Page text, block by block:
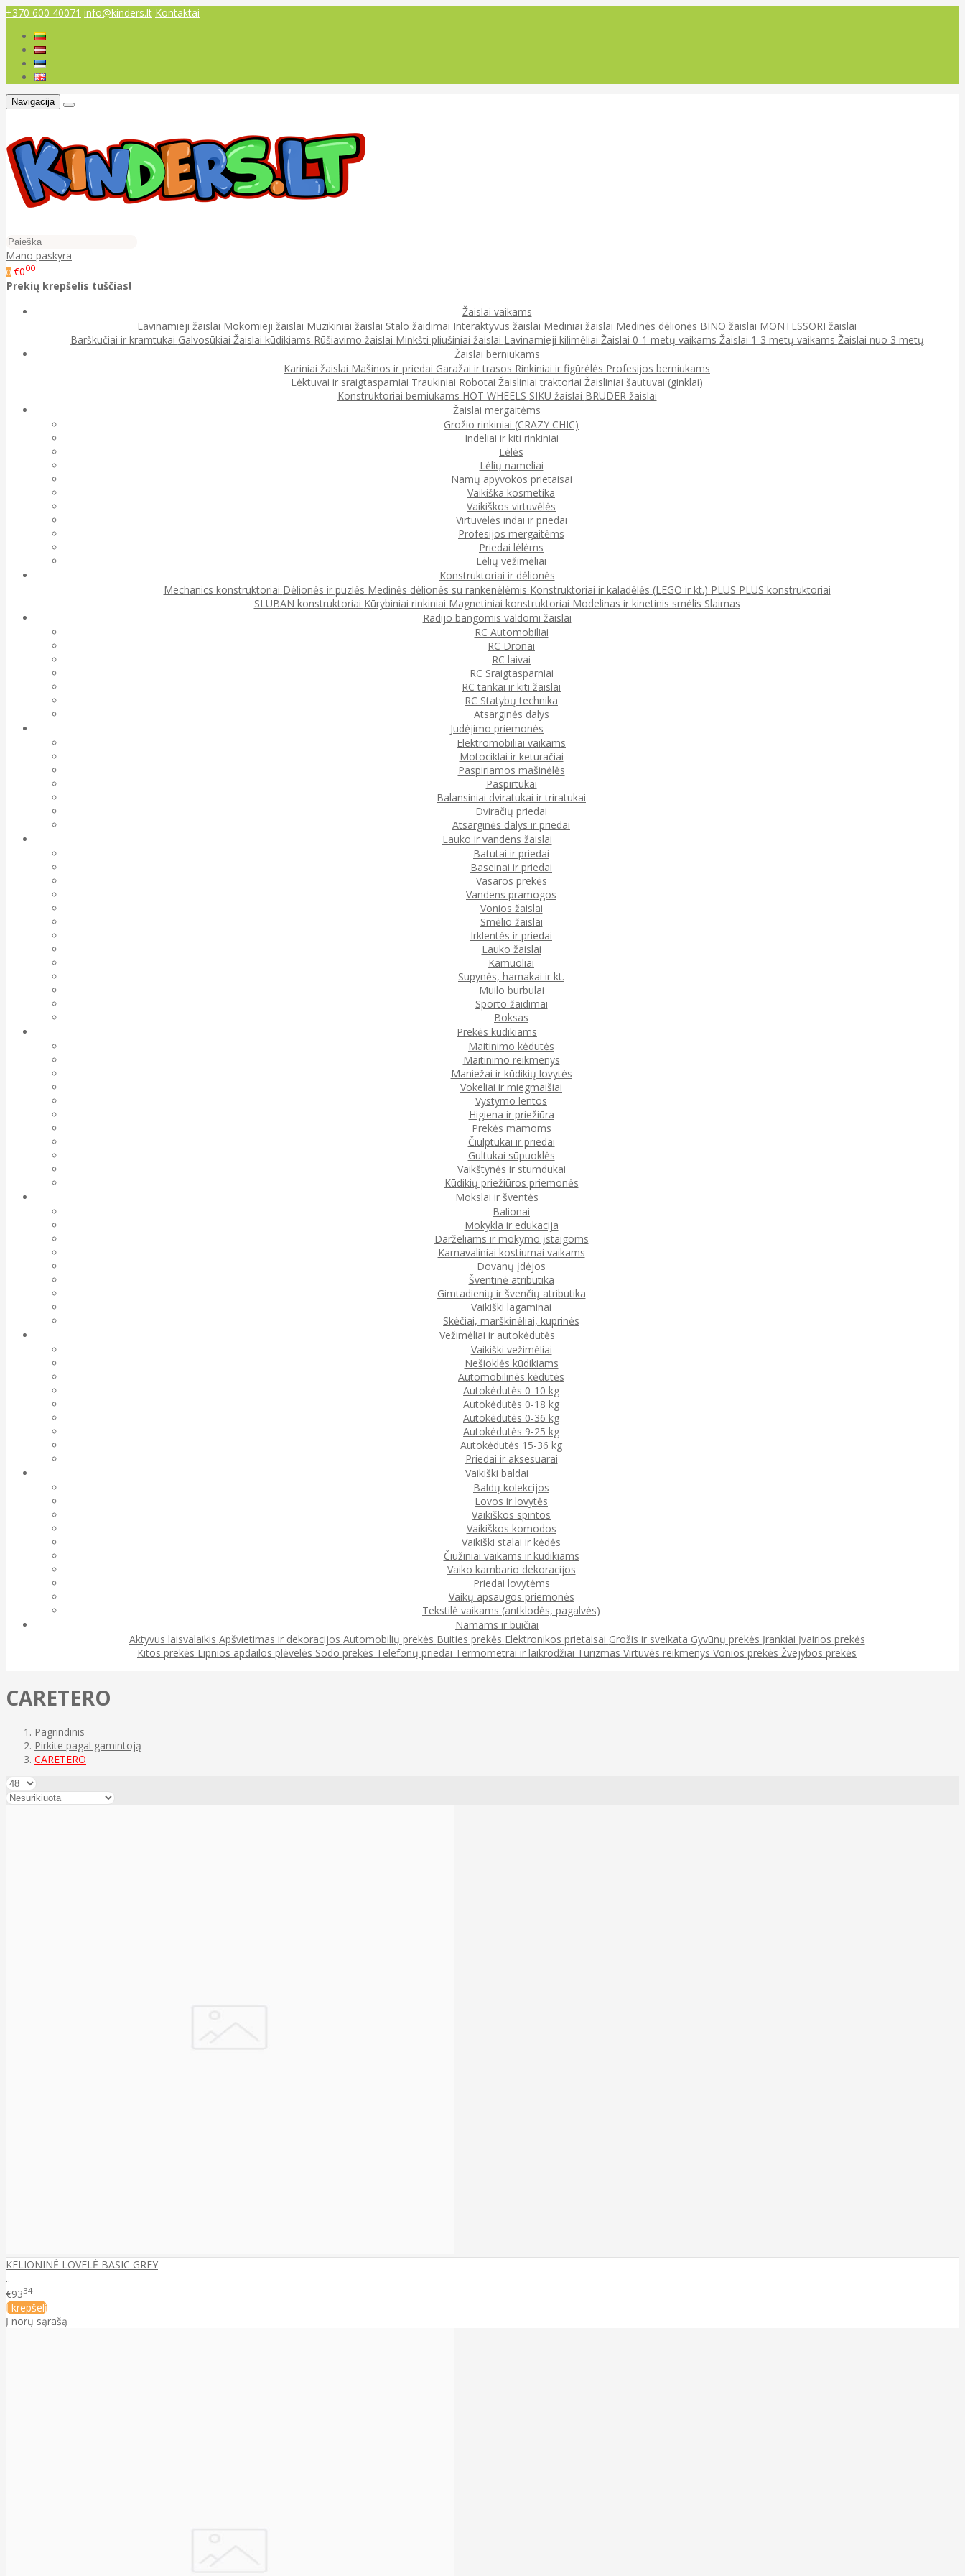
+370 600 40071 info@kinders.lt Kontaktai
Navigacija
Mano paskyra
0 €000
Prekių krepšelis tuščias!
Žaislai vaikams
Lavinamieji žaislai Mokomieji žaislai Muzikiniai žaislai Stalo žaidimai Interaktyvūs žaislai Mediniai žaislai Medinės dėlionės BINO žaislai MONTESSORI žaislai
Barškučiai ir kramtukai Galvosūkiai Žaislai kūdikiams Rūšiavimo žaislai Minkšti pliušiniai žaislai Lavinamieji kilimėliai Žaislai 0-1 metų vaikams Žaislai 1-3 metų vaikams Žaislai nuo 3 metų
Žaislai berniukams
Kariniai žaislai Mašinos ir priedai Garažai ir trasos Rinkiniai ir figūrėlės Profesijos berniukams
Lėktuvai ir sraigtasparniai Traukiniai Robotai Žaisliniai traktoriai Žaisliniai šautuvai (ginklai)
Konstruktoriai berniukams HOT WHEELS SIKU žaislai BRUDER žaislai
Žaislai mergaitėms
Grožio rinkiniai (CRAZY CHIC)
Indeliai ir kiti rinkiniai
Lėlės
Lėlių nameliai
Namų apyvokos prietaisai
Vaikiška kosmetika
Vaikiškos virtuvėlės
Virtuvėlės indai ir priedai
Profesijos mergaitėms
Priedai lėlėms
Lėlių vežimėliai
Konstruktoriai ir dėlionės
Mechanics konstruktoriai Dėlionės ir puzlės Medinės dėlionės su rankenėlėmis Konstruktoriai ir kaladėlės (LEGO ir kt.) PLUS PLUS konstruktoriai
SLUBAN konstruktoriai Kūrybiniai rinkiniai Magnetiniai konstruktoriai Modelinas ir kinetinis smėlis Slaimas
Radijo bangomis valdomi žaislai
RC Automobiliai
RC Dronai
RC laivai
RC Sraigtasparniai
RC tankai ir kiti žaislai
RC Statybų technika
Atsarginės dalys
Judėjimo priemonės
Elektromobiliai vaikams
Motociklai ir keturačiai
Paspiriamos mašinėlės
Paspirtukai
Balansiniai dviratukai ir triratukai
Dviračių priedai
Atsarginės dalys ir priedai
Lauko ir vandens žaislai
Batutai ir priedai
Baseinai ir priedai
Vasaros prekės
Vandens pramogos
Vonios žaislai
Smėlio žaislai
Irklentės ir priedai
Lauko žaislai
Kamuoliai
Supynės, hamakai ir kt.
Muilo burbulai
Sporto žaidimai
Boksas
Prekės kūdikiams
Maitinimo kėdutės
Maitinimo reikmenys
Maniežai ir kūdikių lovytės
Vokeliai ir miegmaišiai
Vystymo lentos
Higiena ir priežiūra
Prekės mamoms
Čiulptukai ir priedai
Gultukai sūpuoklės
Vaikštynės ir stumdukai
Kūdikių priežiūros priemonės
Mokslai ir šventės
Balionai
Mokykla ir edukacija
Darželiams ir mokymo įstaigoms
Karnavaliniai kostiumai vaikams
Dovanų įdėjos
Šventinė atributika
Gimtadienių ir švenčių atributika
Vaikiški lagaminai
Skėčiai, marškinėliai, kuprinės
Vežimėliai ir autokėdutės
Vaikiški vežimėliai
Nešioklės kūdikiams
Automobilinės kėdutės
Autokėdutės 0-10 kg
Autokėdutės 0-18 kg
Autokėdutės 0-36 kg
Autokėdutės 9-25 kg
Autokėdutės 15-36 kg
Priedai ir aksesuarai
Vaikiški baldai
Baldų kolekcijos
Lovos ir lovytės
Vaikiškos spintos
Vaikiškos komodos
Vaikiški stalai ir kėdės
Čiūžiniai vaikams ir kūdikiams
Vaiko kambario dekoracijos
Priedai lovytėms
Vaikų apsaugos priemonės
Tekstilė vaikams (antklodės, pagalvės)
Namams ir buičiai
Aktyvus laisvalaikis Apšvietimas ir dekoracijos Automobilių prekės Buities prekės Elektronikos prietaisai Grožis ir sveikata Gyvūnų prekės Įrankiai Įvairios prekės
Kitos prekės Lipnios apdailos plėvelės Sodo prekės Telefonų priedai Termometrai ir laikrodžiai Turizmas Virtuvės reikmenys Vonios prekės Žvejybos prekės
CARETERO
Pagrindinis
Pirkite pagal gamintoją
CARETERO
KELIONINĖ LOVELĖ BASIC GREY
..
€9334
Į krepšelį
Į norų sąrašą